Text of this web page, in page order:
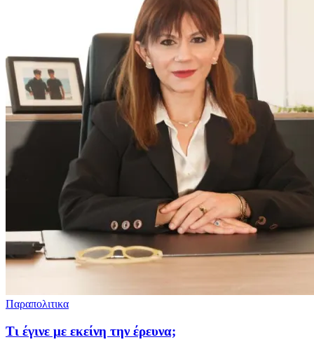
Παραπολιτικα
Τι έγινε με εκείνη την έρευνα;